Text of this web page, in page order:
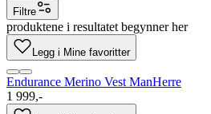
Filtre
produktene i resultatet begynner her
Legg i Mine favoritter
Endurance Merino Vest ManHerre
1 999,-